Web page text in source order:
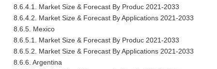
8.6.4.1. Market Size & Forecast By Produc 2021-2033
8.6.4.2. Market Size & Forecast By Applications 2021-2033
8.6.5. Mexico
8.6.5.1. Market Size & Forecast By Produc 2021-2033
8.6.5.2. Market Size & Forecast By Applications 2021-2033
8.6.6. Argentina